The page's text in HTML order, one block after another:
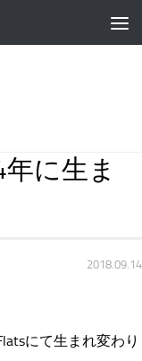
年に生ま
2018.09.14
にて生まれ変わり